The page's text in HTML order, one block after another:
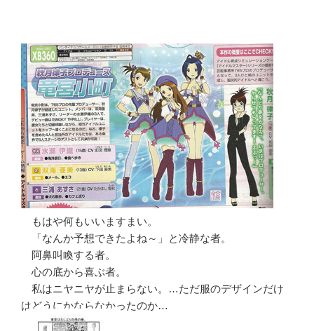
もはや何もいいますまい。
「なんか予想できたよね～」と冷静な者。
阿鼻叫喚する者。
心の底から喜ぶ者。
私はニヤニヤが止まらない。…ただ服のデザインだけ
はどうにかならなかったのか…